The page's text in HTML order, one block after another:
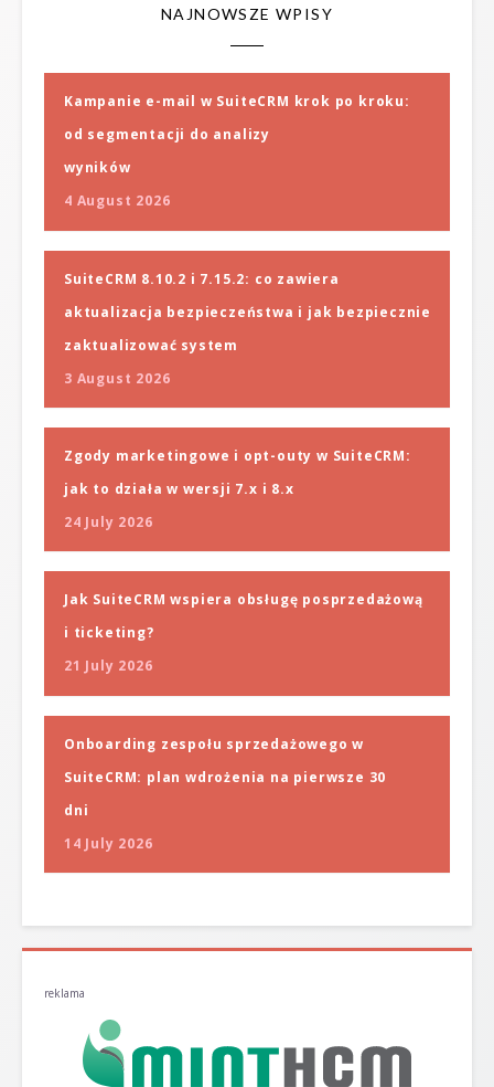
NAJNOWSZE WPISY
Kampanie e-mail w SuiteCRM krok po kroku:
od segmentacji do analizy
wyników
4 August 2026
SuiteCRM 8.10.2 i 7.15.2: co zawiera
aktualizacja bezpieczeństwa i jak bezpiecznie
zaktualizować system
3 August 2026
Zgody marketingowe i opt-outy w SuiteCRM:
jak to działa w wersji 7.x i 8.x
24 July 2026
Jak SuiteCRM wspiera obsługę posprzedażową
i ticketing?
21 July 2026
Onboarding zespołu sprzedażowego w
SuiteCRM: plan wdrożenia na pierwsze 30
dni
14 July 2026
reklama